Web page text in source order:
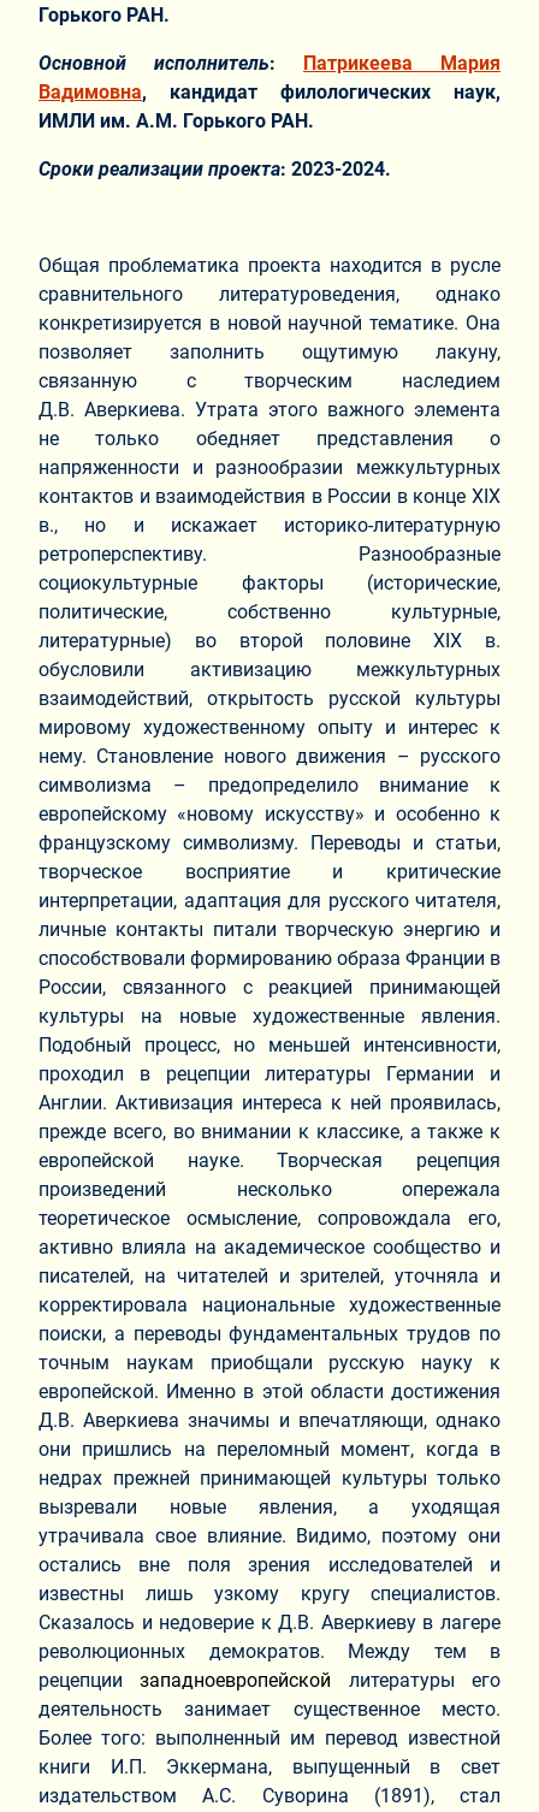
Горького РАН.
Основной исполнитель:
Патрикеева Мария
Вадимовна, кандидат филологических наук,
ИМЛИ им. А.М. Горького РАН.
Сроки реализации проекта: 2023-2024.
Общая проблематика проекта находится в русле
сравнительного литературоведения, однако
конкретизируется в новой научной тематике. Она
позволяет заполнить ощутимую лакуну,
связанную с творческим наследием
Д.В. Аверкиева. Утрата этого важного элемента
не только обедняет представления о
напряженности и разнообразии межкультурных
контактов и взаимодействия в России в конце XIX
в., но и искажает историко-литературную
ретроперспективу. Разнообразные
социокультурные факторы (исторические,
политические, собственно культурные,
литературные) во второй половине XIX в.
обусловили активизацию межкультурных
взаимодействий, открытость русской культуры
мировому художественному опыту и интерес к
нему. Становление нового движения – русского
символизма – предопределило внимание к
европейскому «новому искусству» и особенно к
французскому символизму. Переводы и статьи,
творческое восприятие и критические
интерпретации, адаптация для русского читателя,
личные контакты питали творческую энергию и
способствовали формированию образа Франции в
России, связанного с реакцией принимающей
культуры на новые художественные явления.
Подобный процесс, но меньшей интенсивности,
проходил в рецепции литературы Германии и
Англии. Активизация интереса к ней проявилась,
прежде всего, во внимании к классике, а также к
европейской науке. Творческая рецепция
произведений несколько опережала
теоретическое осмысление, сопровождала его,
активно влияла на академическое сообщество и
писателей, на читателей и зрителей, уточняла и
корректировала национальные художественные
поиски, а переводы фундаментальных трудов по
точным наукам приобщали русскую науку к
европейской. Именно в этой области достижения
Д.В. Аверкиева значимы и впечатляющи, однако
они пришлись на переломный момент, когда в
недрах прежней принимающей культуры только
вызревали новые явления, а уходящая
утрачивала свое влияние. Видимо, поэтому они
остались вне поля зрения исследователей и
известны лишь узкому кругу специалистов.
Сказалось и недоверие к Д.В. Аверкиеву в лагере
революционных демократов. Между тем в
рецепциизападноевропейской литературы его
деятельность занимает существенное место.
Более того: выполненный им перевод известной
книги И.П. Эккермана, выпущенный в свет
издательством А.С. Суворина (1891), стал